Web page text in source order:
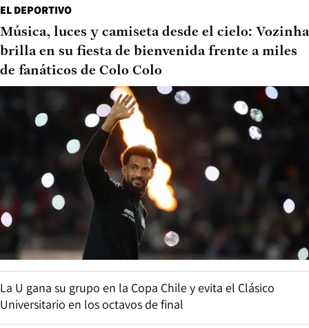
EL DEPORTIVO
Música, luces y camiseta desde el cielo: Vozinha
brilla en su fiesta de bienvenida frente a miles
de fanáticos de Colo Colo
La U gana su grupo en la Copa Chile y evita el Clásico
Universitario en los octavos de final